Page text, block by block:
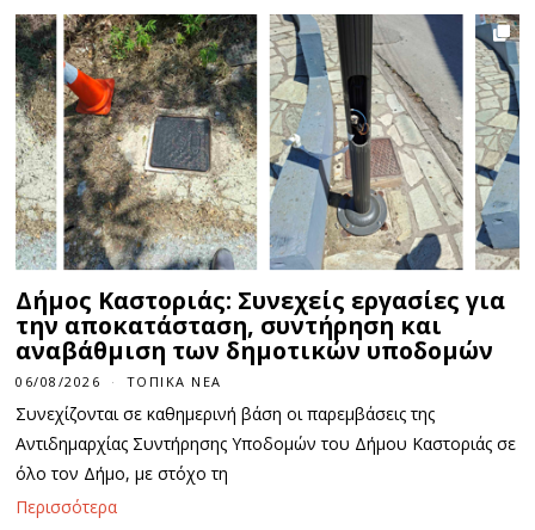
Δήμος Καστοριάς: Συνεχείς εργασίες για
την αποκατάσταση, συντήρηση και
αναβάθμιση των δημοτικών υποδομών
06/08/2026 ΤΟΠΙΚΆ ΝΈΑ
Συνεχίζονται σε καθημερινή βάση οι παρεμβάσεις της
Αντιδημαρχίας Συντήρησης Υποδομών του Δήμου Καστοριάς σε
όλο τον Δήμο, με στόχο τη
Περισσότερα